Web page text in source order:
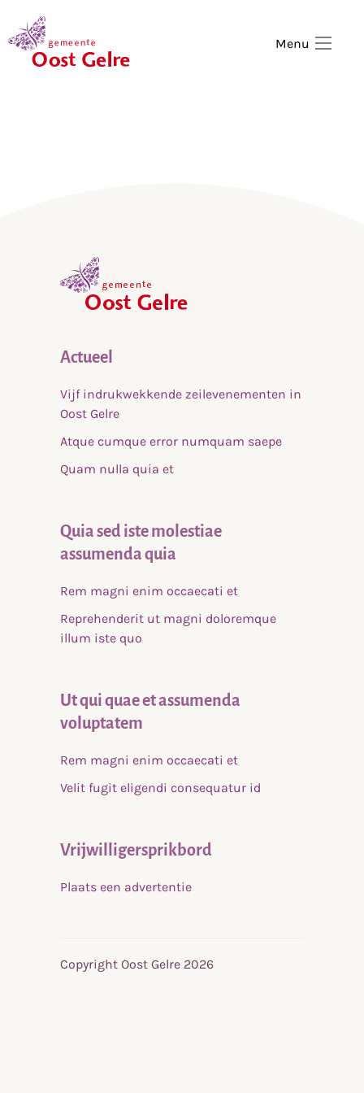
Menu
Actueel
Vijf indrukwekkende zeilevenementen in
Oost Gelre
Atque cumque error numquam saepe
Quam nulla quia et
Quia sed iste molestiae
assumenda quia
Rem magni enim occaecati et
Reprehenderit ut magni doloremque
illum iste quo
Ut qui quae et assumenda
voluptatem
Rem magni enim occaecati et
Velit fugit eligendi consequatur id
Vrijwilligersprikbord
Plaats een advertentie
Copyright Oost Gelre 2026